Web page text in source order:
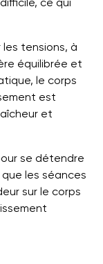
tensions, à
équilibrée et
le corps
est
et
se détendre
les séances
sur le corps